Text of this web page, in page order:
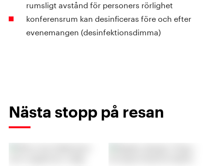
rumsligt avstånd för personers rörlighet
konferensrum kan desinficeras före och efter
evenemangen (desinfektionsdimma)
Nästa stopp på resan